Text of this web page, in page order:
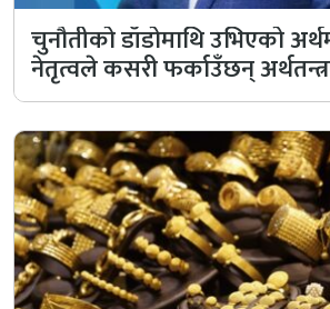
चुनौतीको डाँडोमाथि उभिएको
नेतृत्वले कसरी फर्काउँछन्